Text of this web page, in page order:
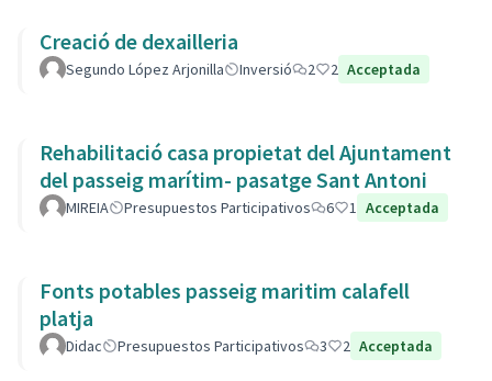
Creació de dexailleria
Segundo López Arjonilla Inversió 2 2 Acceptada
Rehabilitació casa propietat del Ajuntament
del passeig marítim- pasatge Sant Antoni
MIREIA Presupuestos Participativos 6 1 Acceptada
Fonts potables passeig maritim calafell
platja
Didac Presupuestos Participativos 3 2 Acceptada